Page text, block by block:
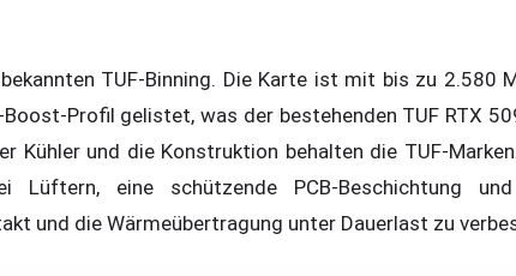
TUF-Binning. Die Karte ist mit bis zu 2.580
Profil gelistet, was der bestehenden TUF RTX
Kühler und die Konstruktion behalten die TUF-
Lüftern, eine schützende PCB-Beschichtung und
und die Wärmeübertragung unter Dauerlast zu